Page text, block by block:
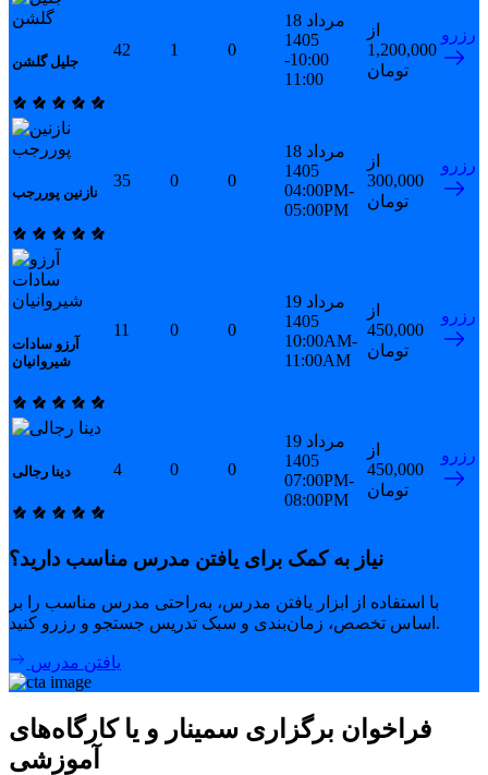
جلیل گلشن
42 1 0
18 مرداد
1405
10:00-
11:00
از
1,200,000
تومان
رزرو
نازنین پوررجب
35 0 0
18 مرداد
1405
04:00PM-
05:00PM
از
300,000
تومان
رزرو
آرزو سادات
شیروانیان
11 0 0
19 مرداد
1405
10:00AM-
11:00AM
از
450,000
تومان
رزرو
دینا رجالی 4 0 0
19 مرداد
1405
07:00PM-
08:00PM
از
450,000
تومان
رزرو
نیاز به کمک برای یافتن مدرس مناسب دارید؟
با استفاده از ابزار یافتن مدرس، به‌راحتی مدرس مناسب را بر
اساس تخصص، زمان‌بندی و سبک تدریس جستجو و رزرو کنید.
یافتن مدرس
فراخوان برگزاری سمینار و یا کارگاه‌های
آموزشی